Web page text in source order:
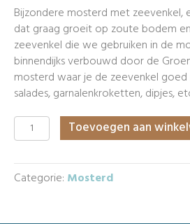
Bijzondere mosterd met zeevenkel,
dat graag groeit op zoute bodem
zeevenkel die we gebruiken in de
binnendijks verbouwd door de
mosterd waar je de zeevenkel goed
salades, garnalenkroketten, dipjes,
Texelse
Zeevenkelmosterd
Toevoegen aan
Categorie: Mosterd